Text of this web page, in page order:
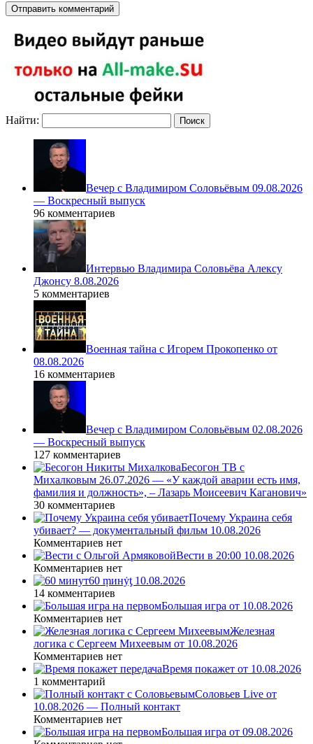
Найти:
Вечер с Владимиром Соловьёвым 09.08.2026
— Воскресный выпуск
96 комментариев
Интервью Владимира Соловьёва Алексу
Джонсу 8.08.2026
5 комментариев
Военная тайна с Игорем Прокопенко от
08.08.2026
16 комментариев
Вечер с Владимиром Соловьёвым 02.08.2026
— Воскресный выпуск
127 комментариев
Бесогон ТВ с
Михалковым 26.07.2026 — «У каждой аварии есть имя,
фамилия и должность», – Лазарь Моисеевич Каганович»
30 комментариев
Почему Украина себя
убивает? — документальный фильм 10.08.2026
Комментариев нет
Вести в 20:00 10.08.2026
Комментариев нет
60 ṃинẏƫ 10.08.2026
14 комментариев
Большая игра от 10.08.2026
Комментариев нет
Железная
логика с Сергеем Михеевым от 10.08.2026
Комментариев нет
Время покажет от 10.08.2026
1 комментарий
Соловьев Live от
10.08.2026 — Полный контакт
Комментариев нет
Большая игра от 09.08.2026